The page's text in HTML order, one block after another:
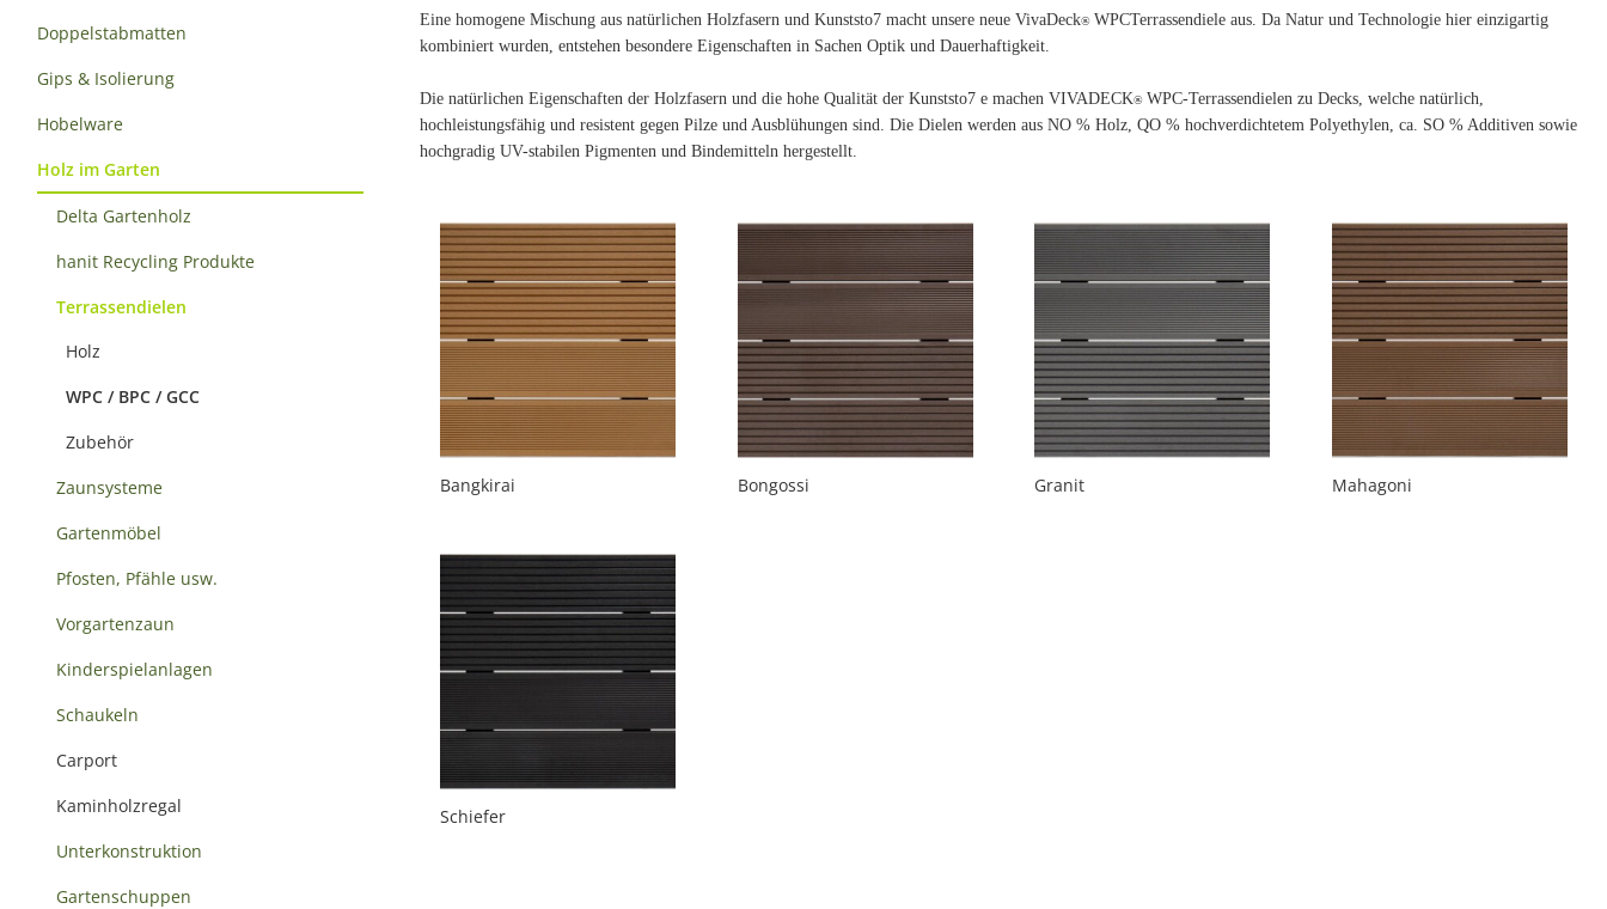
Eine homogene Mischung aus natürlichen Holzfasern und Kunststo7 macht unsere neue VivaDeck® WPCTerrassendiele aus. Da Natur und Technologie hier einzigartig
kombiniert wurden, entstehen besondere Eigenschaften in Sachen Optik und Dauerhaftigkeit.
Die natürlichen Eigenschaften der Holzfasern und die hohe Qualität der Kunststo7 e machen VIVADECK® WPC-Terrassendielen zu Decks, welche natürlich,
hochleistungsfähig und resistent gegen Pilze und Ausblühungen sind. Die Dielen werden aus NO % Holz, QO % hochverdichtetem Polyethylen, ca. SO % Additiven sowie
hochgradig UV-stabilen Pigmenten und Bindemitteln hergestellt.
Bangkirai Bongossi Granit Mahagoni
Schiefer
Doppelstabmatten
Gips & Isolierung
Hobelware
Holz im Garten
Delta Gartenholz
hanit Recycling Produkte
Terrassendielen
Holz
WPC / BPC / GCC
Zubehör
Zaunsysteme
Gartenmöbel
Pfosten, Pfähle usw.
Vorgartenzaun
Kinderspielanlagen
Schaukeln
Carport
Kaminholzregal
Unterkonstruktion
Gartenschuppen